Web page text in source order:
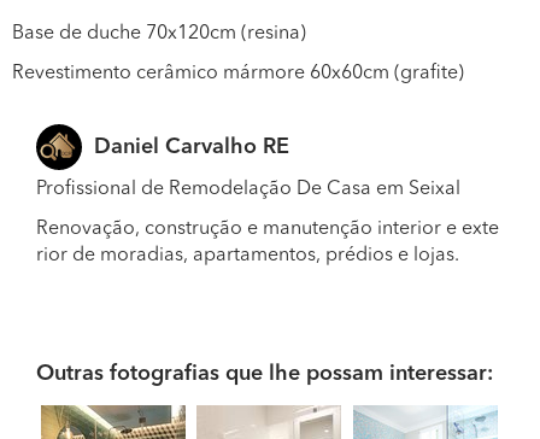
Base de duche 70x120cm (resina)
Revestimento cerâmico mármore 60x60cm (grafite)
Daniel Carvalho RE
Profissional de Remodelação De Casa em Seixal
Renovação, construção e manutenção interior e exte
rior de moradias, apartamentos, prédios e lojas.
Outras fotografias que lhe possam interessar: